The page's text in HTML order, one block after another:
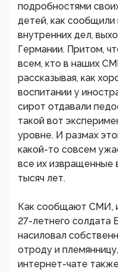
подробностями
детей, как
внутренних дел,
Германии. Притом,
всем, кто в наших
рассказывая, как
воспитании у
сирот отдавали
такой вот
уровне. И размах
какой-то совсем
все их извращенные
тысяч лет.
Как сообщают СМИ,
27-летнего солдата
насиловал
отроду и
интернет-чате